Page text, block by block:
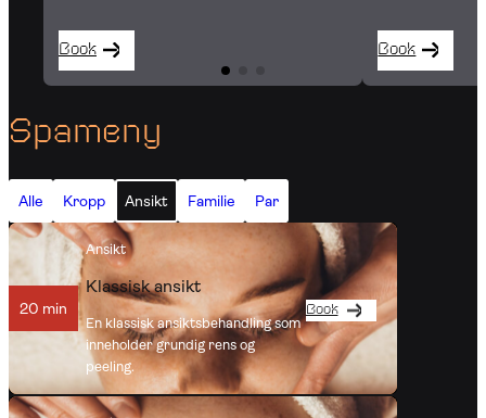
Book Book
Spameny
Alle Kropp Ansikt Familie Par
20 min
Ansikt
Klassisk ansikt
En klassisk ansiktsbehandling som
inneholder grundig rens og
peeling.
Book